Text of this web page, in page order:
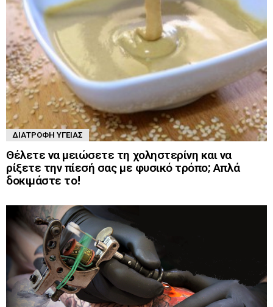
ΔΙΑΤΡΟΦΉ ΥΓΕΊΑΣ
Θέλετε να μειώσετε τη χοληστερίνη και να
ρίξετε την πίεσή σας με φυσικό τρόπο; Απλά
δοκιμάστε το!